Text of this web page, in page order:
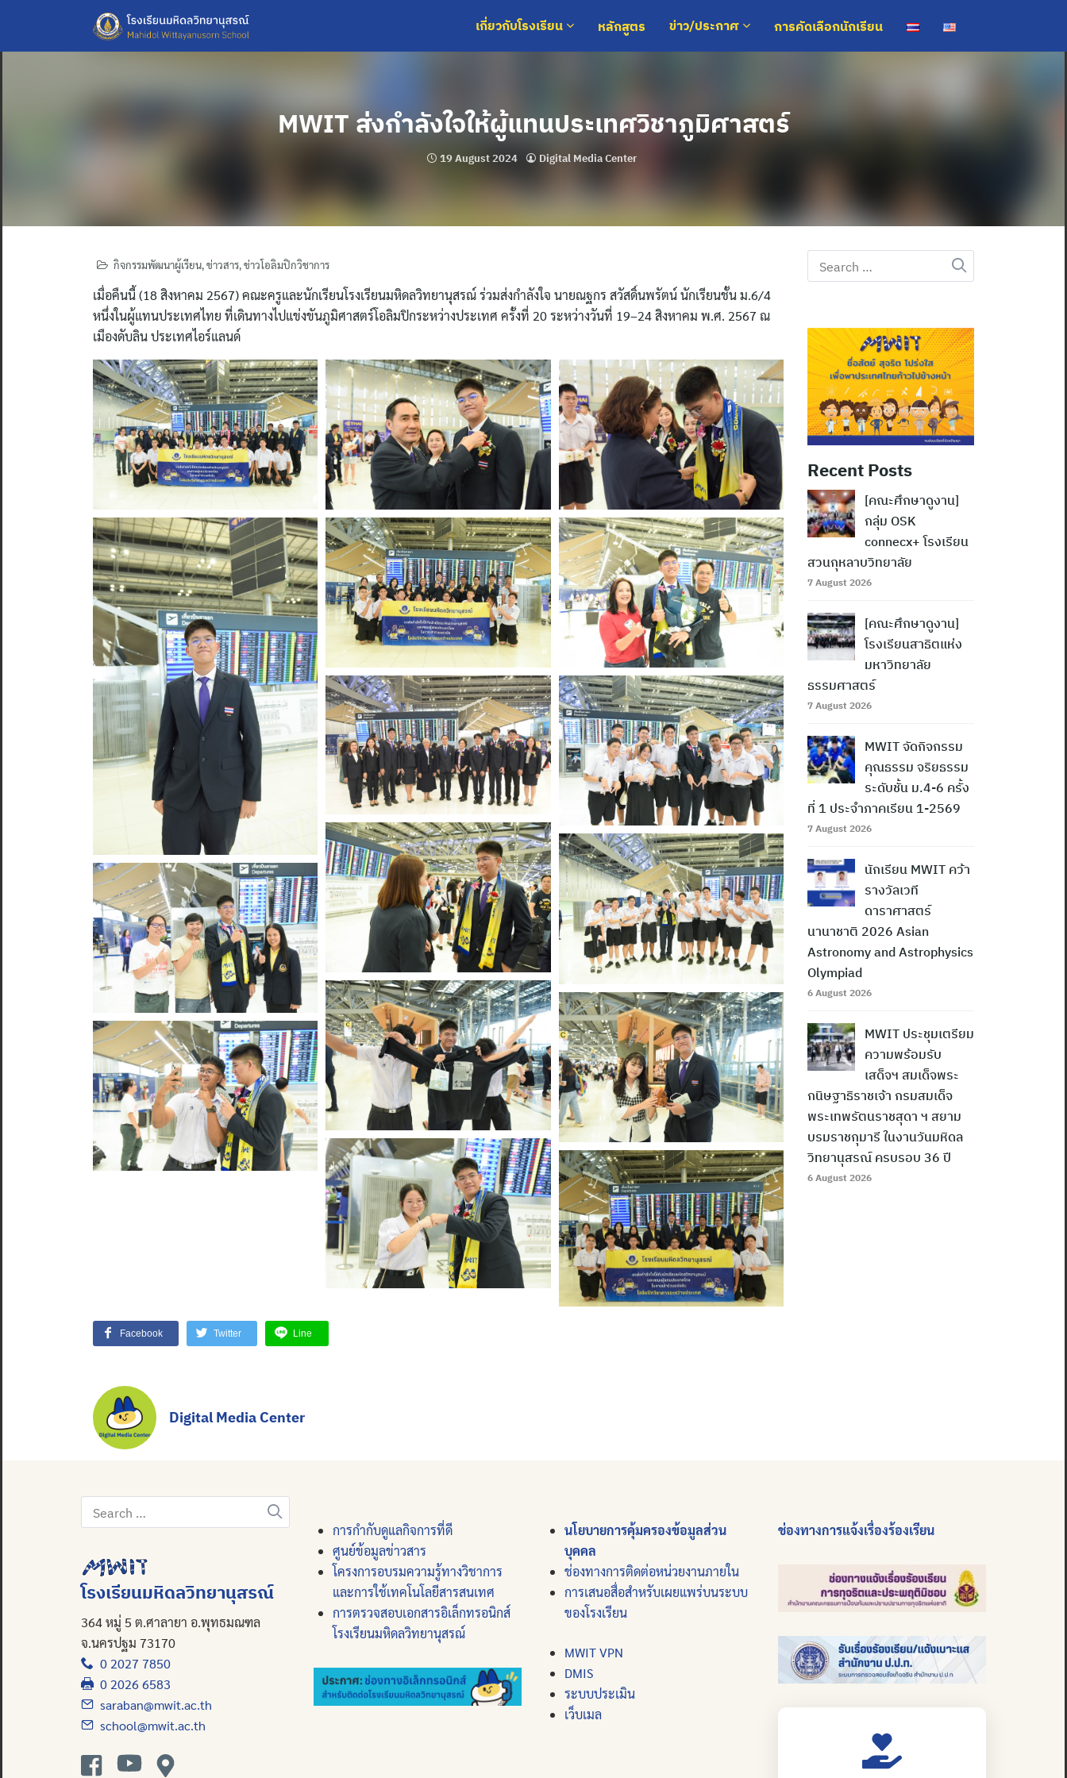
content
เกี่ยวกับโรงเรียน หลักสูตร ข่าว/ประกาศ การคัดเลือกนักเรียน
Search
for:
MWIT ส่งกำลังใจให้ผู้แทนประเทศวิชาภูมิศาสตร์
19 August 2024 Digital Media Center
กิจกรรมพัฒนาผู้เรียน,ข่าวสาร,ข่าวโอลิมปิกวิชาการ
เมื่อคืนนี้ (18 สิงหาคม 2567) คณะครูและนักเรียนโรงเรียนมหิดลวิทยานุสรณ์ ร่วมส่งกำลังใจ นายณฐกร สวัสดิ์นพรัตน์ นักเรียนชั้น ม.6/4
หนึ่งในผู้แทนประเทศไทย ที่เดินทางไปแข่งขันภูมิศาสตร์โอลิมปิกระหว่างประเทศ ครั้งที่ 20 ระหว่างวันที่ 19–24 สิงหาคม พ.ศ. 2567 ณ
เมืองดับลิน ประเทศไอร์แลนด์
Facebook Twitter Line
Digital Media Center
Search
for:
Recent Posts
[คณะศึกษาดูงาน]
กลุ่ม OSK
connecx+ โรงเรียน
สวนกุหลาบวิทยาลัย
7 August 2026
[คณะศึกษาดูงาน]
โรงเรียนสาธิตแห่ง
มหาวิทยาลัย
ธรรมศาสตร์
7 August 2026
MWIT จัดกิจกรรม
คุณธรรม จริยธรรม
ระดับชั้น ม.4-6 ครั้ง
ที่ 1 ประจำภาคเรียน 1-2569
7 August 2026
นักเรียน MWIT คว้า
รางวัลเวที
ดาราศาสตร์
นานาชาติ 2026 Asian
Astronomy and Astrophysics
Olympiad
6 August 2026
MWIT ประชุมเตรียม
ความพร้อมรับ
เสด็จฯ สมเด็จพระ
กนิษฐาธิราชเจ้า กรมสมเด็จ
พระเทพรัตนราชสุดา ฯ สยาม
บรมราชกุมารี ในงานวันมหิดล
วิทยานุสรณ์ ครบรอบ 36 ปี
6 August 2026
Search
for:
โรงเรียนมหิดลวิทยานุสรณ์
364 หมู่ 5 ต.ศาลายา อ.พุทธมณฑล
จ.นครปฐม 73170
0 2027 7850
0 2026 6583
saraban@mwit.ac.th
school@mwit.ac.th
การกำกับดูแลกิจการที่ดี
ศูนย์ข้อมูลข่าวสาร
โครงการอบรมความรู้ทางวิชาการ
และการใช้เทคโนโลยีสารสนเทศ
การตรวจสอบเอกสารอิเล็กทรอนิกส์
โรงเรียนมหิดลวิทยานุสรณ์
นโยบายการคุ้มครองข้อมูลส่วน
บุคคล
ช่องทางการติดต่อหน่วยงานภายใน
การเสนอสื่อสำหรับเผยแพร่บนระบบ
ของโรงเรียน
MWIT VPN
DMIS
ระบบประเมิน
เว็บเมล
ช่องทางการแจ้งเรื่องร้องเรียน